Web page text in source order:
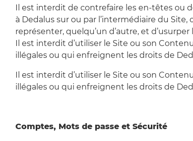
Il est interdit de contrefaire les en-têtes ou
à Dedalus sur ou par l’intermédiaire du
représenter, quelqu’un d’autre, et
Il est interdit d’utiliser le Site ou son
illégales ou qui enfreignent les droits de
Il est interdit d’utiliser le Site ou son
illégales ou qui enfreignent les droits de
Comptes, Mots de passe et Sécurité